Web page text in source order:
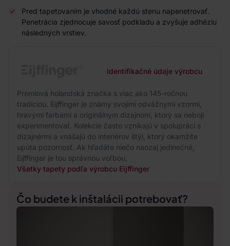
Pred tapetovaním je vhodné každú stenu napenetrovať.
Penetrácia zjednocuje savosť podkladu a zvyšuje adhéziu
následných vrstiev.
Identifikačné údaje výrobcu
Prémiová holandská značka s viac ako 145-ročnou
tradíciou. Eijffinger je známy svojimi odvážnymi vzormi,
hravými farbami a originálnym dizajnom, ktorý sa nebojí
experimentovať. Kolekcie často vznikajú v spolupráci s
dizajnérmi a vnášajú do interiérov štýl, ktorý okamžite
upúta pozornosť. Ak hľadáte niečo naozaj jedinečné,
Eijffinger je tou správnou voľbou.
Všetky tapety podľa výrobcu Eijffinger
Čo budete k inštalácii potrebovať?